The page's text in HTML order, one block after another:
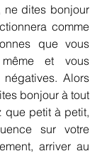
ne dites bonjour
comme
que vous
et vous
Alors
bonjour à tout
que petit à petit,
sur votre
arriver au